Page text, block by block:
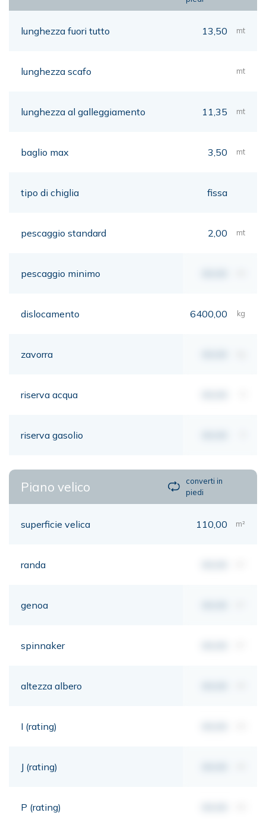
lunghezza fuori tutto 13,50 mt
lunghezza scafo mt
lunghezza al galleggiamento 11,35 mt
baglio max 3,50 mt
tipo di chiglia fissa
pescaggio standard 2,00 mt
pescaggio minimo
dislocamento 6400,00 kg
zavorra
riserva acqua
riserva gasolio
Piano velico
converti in
piedi
superficie velica 110,00 m²
randa
genoa
spinnaker
altezza albero
I (rating)
J (rating)
P (rating)